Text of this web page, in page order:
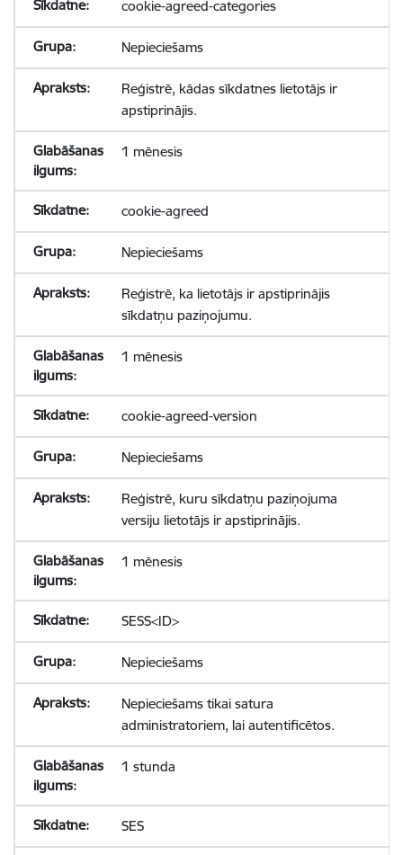
cookie-agreed-categories
Nepieciešams
Reģistrē, kādas sīkdatnes lietotājs ir
apstiprinājis.
1 mēnesis
cookie-agreed
Nepieciešams
Reģistrē, ka lietotājs ir apstiprinājis
sīkdatņu paziņojumu.
1 mēnesis
cookie-agreed-version
Nepieciešams
Reģistrē, kuru sīkdatņu paziņojuma
versiju lietotājs ir apstiprinājis.
1 mēnesis
SESS<ID>
Nepieciešams
Nepieciešams tikai satura
administratoriem, lai autentificētos.
1 stunda
SES